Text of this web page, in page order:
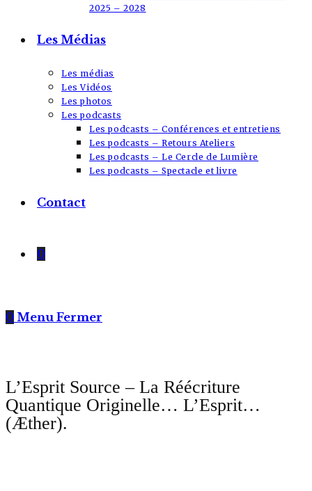
2025 – 2028
Les Médias
Les médias
Les Vidéos
Les photos
Les podcasts
Les podcasts – Conférences et entretiens
Les podcasts – Retours Ateliers
Les podcasts – Le Cercle de Lumière
Les podcasts – Spectacle et livre
Contact
0
0 Menu Fermer
L’Esprit Source – La Réécriture
Quantique Originelle… L’Esprit…
(Æther).